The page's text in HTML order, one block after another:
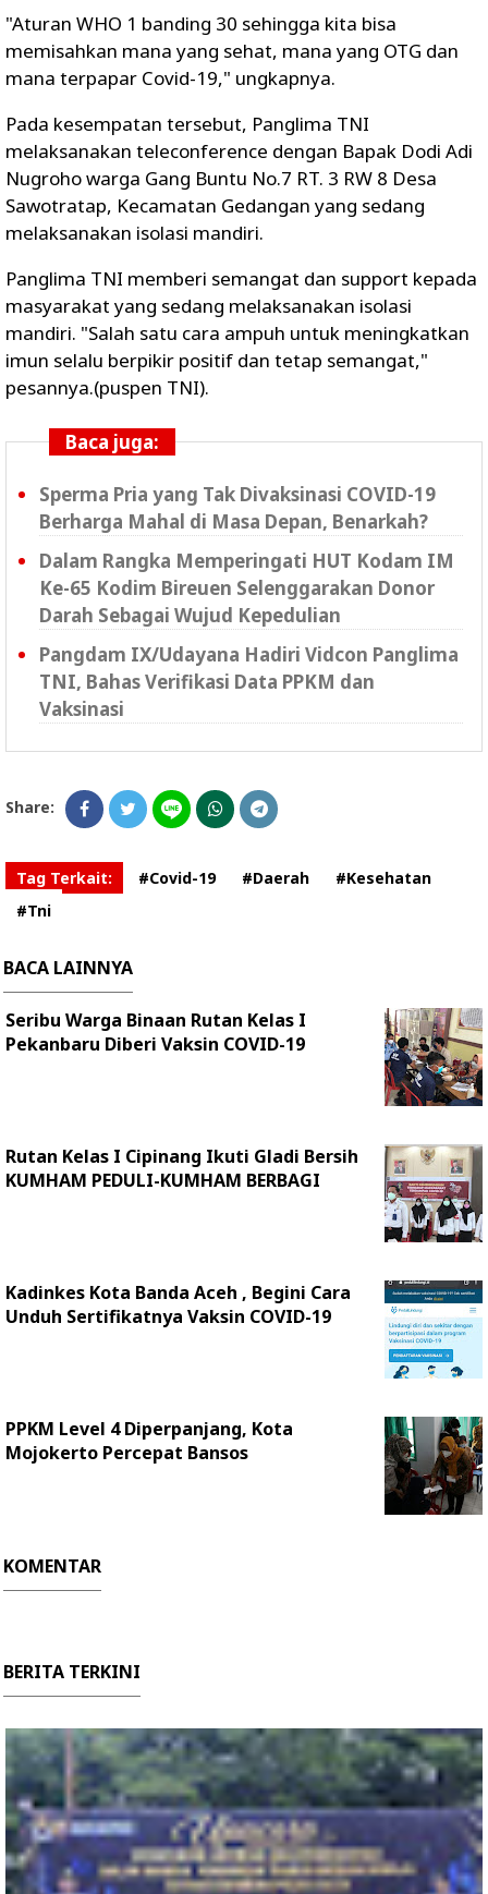
"Aturan WHO 1 banding 30 sehingga kita bisa
memisahkan mana yang sehat, mana yang OTG dan
mana terpapar Covid-19," ungkapnya.
Pada kesempatan tersebut, Panglima TNI
melaksanakan teleconference dengan Bapak Dodi Adi
Nugroho warga Gang Buntu No.7 RT. 3 RW 8 Desa
Sawotratap, Kecamatan Gedangan yang sedang
melaksanakan isolasi mandiri.
Panglima TNI memberi semangat dan support kepada
masyarakat yang sedang melaksanakan isolasi
mandiri. "Salah satu cara ampuh untuk meningkatkan
imun selalu berpikir positif dan tetap semangat,"
pesannya.(puspen TNI).
Baca juga:
Sperma Pria yang Tak Divaksinasi COVID-19
Berharga Mahal di Masa Depan, Benarkah?
Dalam Rangka Memperingati HUT Kodam IM
Ke-65 Kodim Bireuen Selenggarakan Donor
Darah Sebagai Wujud Kepedulian
Pangdam IX/Udayana Hadiri Vidcon Panglima
TNI, Bahas Verifikasi Data PPKM dan
Vaksinasi
Share:
Tag Terkait: #Covid-19 #Daerah
#Kesehatan
#Tni
BACA LAINNYA
Seribu Warga Binaan Rutan Kelas I
Pekanbaru Diberi Vaksin COVID-19
Rutan Kelas I Cipinang Ikuti Gladi Bersih
KUMHAM PEDULI-KUMHAM BERBAGI
Kadinkes Kota Banda Aceh , Begini Cara
Unduh Sertifikatnya Vaksin COVID-19
PPKM Level 4 Diperpanjang, Kota
Mojokerto Percepat Bansos
KOMENTAR
BERITA TERKINI